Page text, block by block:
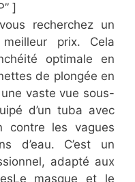
]
recherchez un
prix. Cela
optimale en
de plongée en
vaste vue sous-
d’un tuba avec
contre les vagues
d’eau. C’est un
adapté aux
masque et le